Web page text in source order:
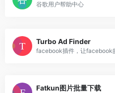
谷歌用户帮助中心
Turbo Ad Finder
facebook插件，让facebook
Fatkun图片批量下载